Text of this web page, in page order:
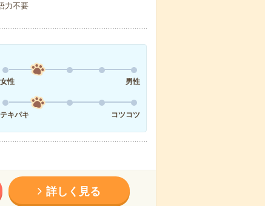
力不要
女性
男性
テキパキ
コツコツ
詳しく見る